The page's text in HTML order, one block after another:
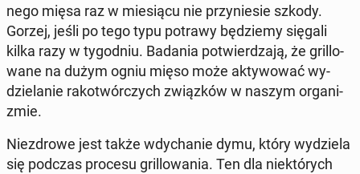
ne­go mięsa raz w mie­sią­cu nie przy­nie­sie szkody.
Gorzej, jeśli po tego typu potrawy bę­dzie­my sięgali
kilka razy w ty­go­dniu. Badania po­twier­dza­ją, że gril­lo­
wa­ne na dużym ogniu mięso może ak­ty­wo­wać wy­
dzie­la­nie ra­ko­twór­czych związ­ków w naszym or­ga­ni­
zmie.
Nie­zdro­we jest także wdy­cha­nie dymu, który wy­dzie­la
się podczas procesu gril­lo­wa­nia. Ten dla nie­któ­rych